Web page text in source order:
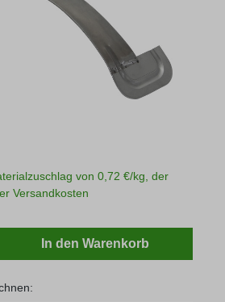
von 0,72 €/kg, der
Versandkosten
Gib den gewünschten
In den Warenkorb